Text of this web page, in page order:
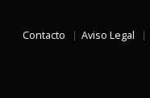
Contacto Aviso Legal